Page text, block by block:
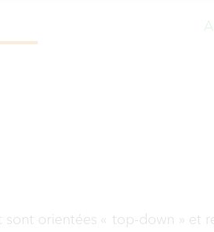
orientées « top-down » et